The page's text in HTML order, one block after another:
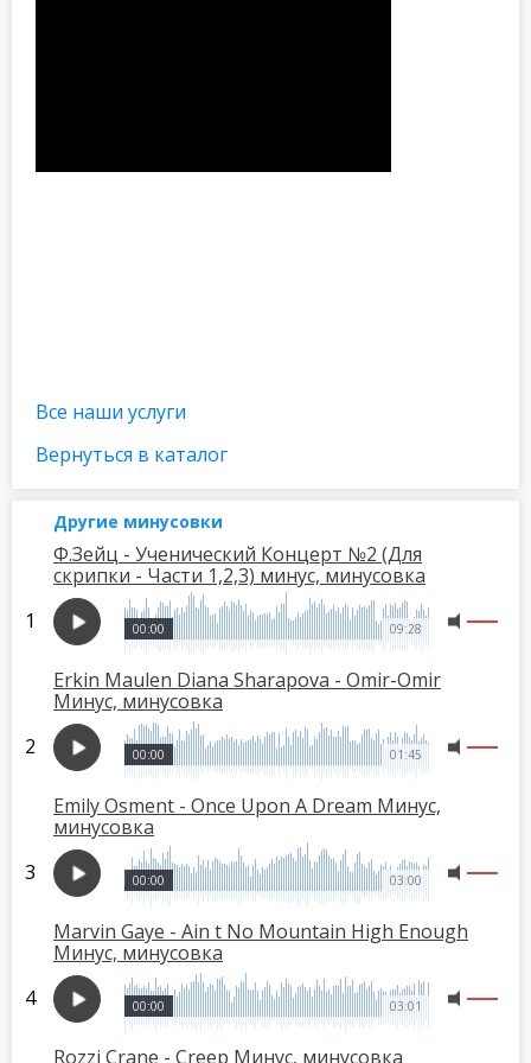
Все наши услуги
Вернуться в каталог
Другие минусовки
Ф.Зейц - Ученический Концерт №2 (Для
скрипки - Части 1,2,3) минус, минусовка
09:28
00:00
Erkin Maulen Diana Sharapova - Omir-Omir
Минус, минусовка
01:45
00:00
Emily Osment - Once Upon A Dream Минус,
минусовка
03:00
00:00
Marvin Gaye - Ain t No Mountain High Enough
Минус, минусовка
03:01
00:00
Rozzi Crane - Creep Минус, минусовка